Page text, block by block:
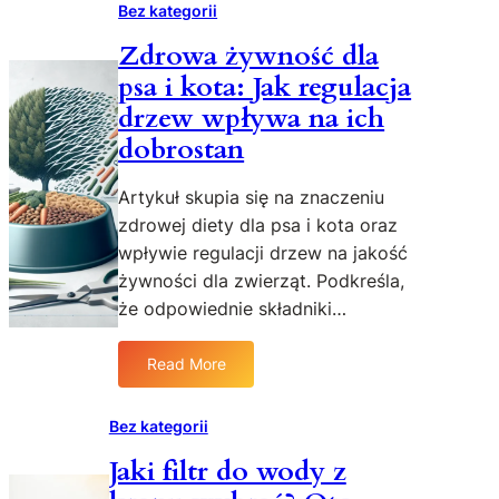
i
l
a
e
k
i
D
I
Y
p
o
ń
c
z
o
c
h
a
i
u
c
c
o
w
y
e
l
m
e
n
t
o
d
o
i
d
o
a
k
a
u
s
y
c
z
n
a
d
r
r
s
Bez kategorii
Zdrowa żywność dla
psa i kota: Jak regulacja
drzew wpływa na ich
dobrostan
Artykuł skupia się na znaczeniu
zdrowej diety dla psa i kota oraz
wpływie regulacji drzew na jakość
żywności dla zwierząt. Podkreśla,
że odpowiednie składniki…
Read More
d
o
Bez kategorii
Jaki filtr do wody z